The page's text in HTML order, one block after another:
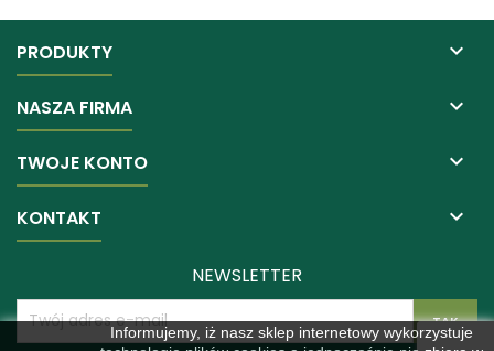
PRODUKTY 
NASZA FIRMA 
TWOJE KONTO 
KONTAKT 
Informujemy, iż nasz sklep internetowy wykorzystuje
NEWSLETTER